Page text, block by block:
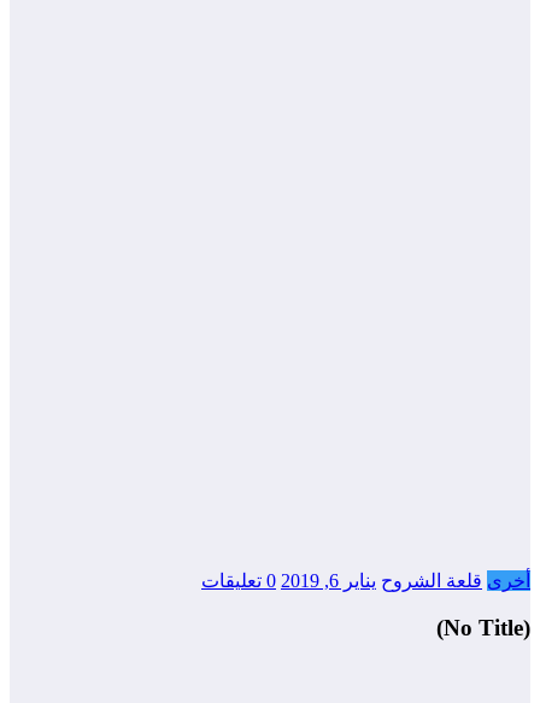
أخرى قلعة الشروح يناير 6, 2019 0 تعليقات
(No Title)